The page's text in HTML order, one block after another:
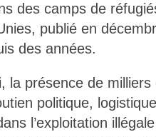
des camps de
publié en
des années.
la présence de
politique,
l’exploitation